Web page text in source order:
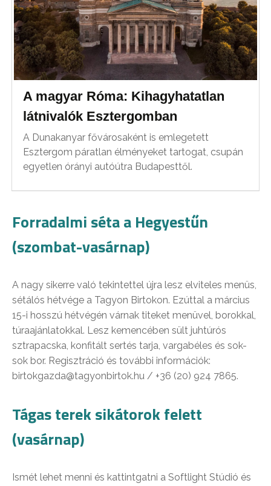
A magyar Róma: Kihagyhatatlan
látnivalók Esztergomban
A Dunakanyar fővárosaként is emlegetett
Esztergom páratlan élményeket tartogat, csupán
egyetlen órányi autóútra Budapesttől.
Forradalmi séta a Hegyestűn
(szombat-vasárnap)
A nagy sikerre való tekintettel újra lesz elviteles menüs,
sétálós hétvége a Tagyon Birtokon. Ezúttal a március
15-i hosszú hétvégén várnak titeket menüvel, borokkal,
túraajánlatokkal. Lesz kemencében sült juhtúrós
sztrapacska, konfitált sertés tarja, vargabéles és sok-
sok bor. Regisztráció és további információk:
birtokgazda@tagyonbirtok.hu / +36 (20) 924 7865.
Tágas terek sikátorok felett
(vasárnap)
Ismét lehet menni és kattintgatni a Softlight Stúdió és